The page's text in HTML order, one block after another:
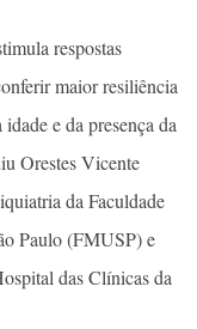
respostas
maior resiliência
e da presença da
Orestes Vicente
da Faculdade
Paulo (FMUSP) e
das Clínicas da